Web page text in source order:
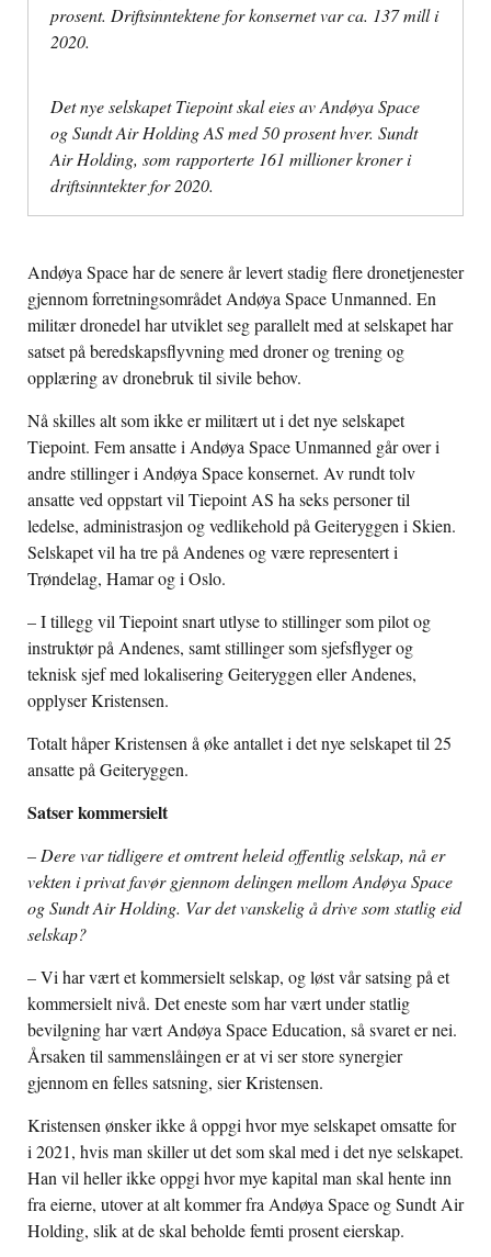
prosent. Driftsinntektene for konsernet var ca. 137 mill i
2020.
Det nye selskapet Tiepoint skal eies av Andøya Space
og Sundt Air Holding AS med 50 prosent hver. Sundt
Air Holding, som rapporterte 161 millioner kroner i
driftsinntekter for 2020.
Andøya Space har de senere år levert stadig flere dronetjenester
gjennom forretningsområdet Andøya Space Unmanned. En
militær dronedel har utviklet seg parallelt med at selskapet har
satset på beredskapsflyvning med droner og trening og
opplæring av dronebruk til sivile behov.
Nå skilles alt som ikke er militært ut i det nye selskapet
Tiepoint. Fem ansatte i Andøya Space Unmanned går over i
andre stillinger i Andøya Space konsernet. Av rundt tolv
ansatte ved oppstart vil Tiepoint AS ha seks personer til
ledelse, administrasjon og vedlikehold på Geiteryggen i Skien.
Selskapet vil ha tre på Andenes og være representert i
Trøndelag, Hamar og i Oslo.
– I tillegg vil Tiepoint snart utlyse to stillinger som pilot og
instruktør på Andenes, samt stillinger som sjefsflyger og
teknisk sjef med lokalisering Geiteryggen eller Andenes,
opplyser Kristensen.
Totalt håper Kristensen å øke antallet i det nye selskapet til 25
ansatte på Geiteryggen.
Satser kommersielt
– Dere var tidligere et omtrent heleid offentlig selskap, nå er
vekten i privat favør gjennom delingen mellom Andøya Space
og Sundt Air Holding. Var det vanskelig å drive som statlig eid
selskap?
– Vi har vært et kommersielt selskap, og løst vår satsing på et
kommersielt nivå. Det eneste som har vært under statlig
bevilgning har vært Andøya Space Education, så svaret er nei.
Årsaken til sammenslåingen er at vi ser store synergier
gjennom en felles satsning, sier Kristensen.
Kristensen ønsker ikke å oppgi hvor mye selskapet omsatte for
i 2021, hvis man skiller ut det som skal med i det nye selskapet.
Han vil heller ikke oppgi hvor mye kapital man skal hente inn
fra eierne, utover at alt kommer fra Andøya Space og Sundt Air
Holding, slik at de skal beholde femti prosent eierskap.